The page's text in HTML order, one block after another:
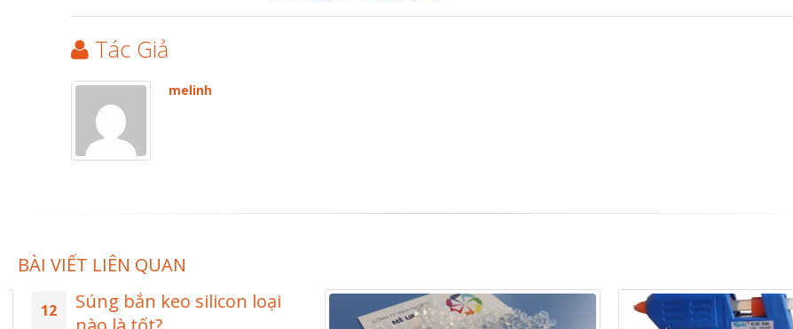
Tác Giả
melinh
BÀI VIẾT LIÊN QUAN
12
Súng bắn keo silicon loại